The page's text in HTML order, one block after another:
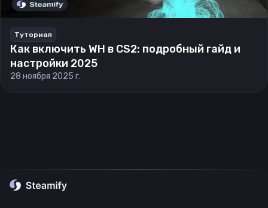
Туториал
Как включить WH в CS2: подробный гайд и
настройки 2025
28 ноября 2025 г.